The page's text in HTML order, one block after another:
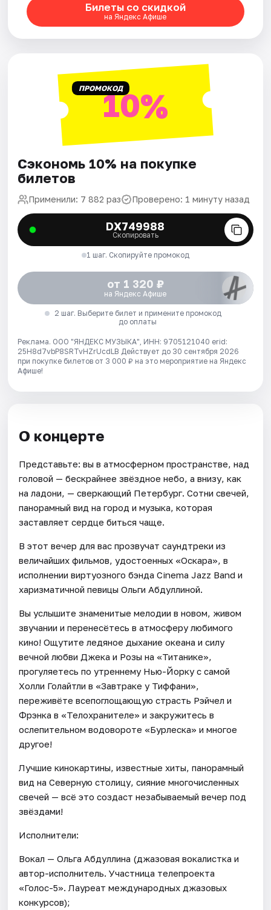
Билеты со скидкой
на Яндекс Афише
ПРОМОКОД10%
Сэкономь 10% на покупке
билетов
Применили: 7 882 раз Проверено: 1 минуту назад
DX749988
Скопировать
1 шаг. Скопируйте промокод
от 1 320 ₽
на Яндекс Афише
2 шаг. Выберите билет и примените промокод
до оплаты
Реклама. ООО "ЯНДЕКС МУЗЫКА", ИНН: 9705121040 erid:
25H8d7vbP8SRTvHZrUcdLB Действует до 30 сентября 2026
при покупке билетов от 3 000 ₽ на это мероприятие на Яндекс
Афише!
О концерте
Представьте: вы в атмосферном пространстве, над
головой — бескрайнее звёздное небо, а внизу, как
на ладони, — сверкающий Петербург. Сотни свечей,
панорамный вид на город и музыка, которая
заставляет сердце биться чаще.
В этот вечер для вас прозвучат саундтреки из
величайших фильмов, удостоенных «Оскара», в
исполнении виртуозного бэнда Cinema Jazz Band и
харизматичной певицы Ольги Абдуллиной.
Вы услышите знаменитые мелодии в новом, живом
звучании и перенесётесь в атмосферу любимого
кино! Ощутите ледяное дыхание океана и силу
вечной любви Джека и Розы на «Титанике»,
прогуляетесь по утреннему Нью-Йорку с самой
Холли Голайтли в «Завтраке у Тиффани»,
переживёте всепоглощающую страсть Рэйчел и
Фрэнка в «Телохранителе» и закружитесь в
ослепительном водовороте «Бурлеска» и многое
другое!
Лучшие кинокартины, известные хиты, панорамный
вид на Северную столицу, сияние многочисленных
свечей — всё это создаст незабываемый вечер под
звёздами!
Исполнители:
Вокал — Ольга Абдуллина (джазовая вокалистка и
автор-исполнитель. Участница телепроекта
«Голос-5». Лауреат международных джазовых
конкурсов);